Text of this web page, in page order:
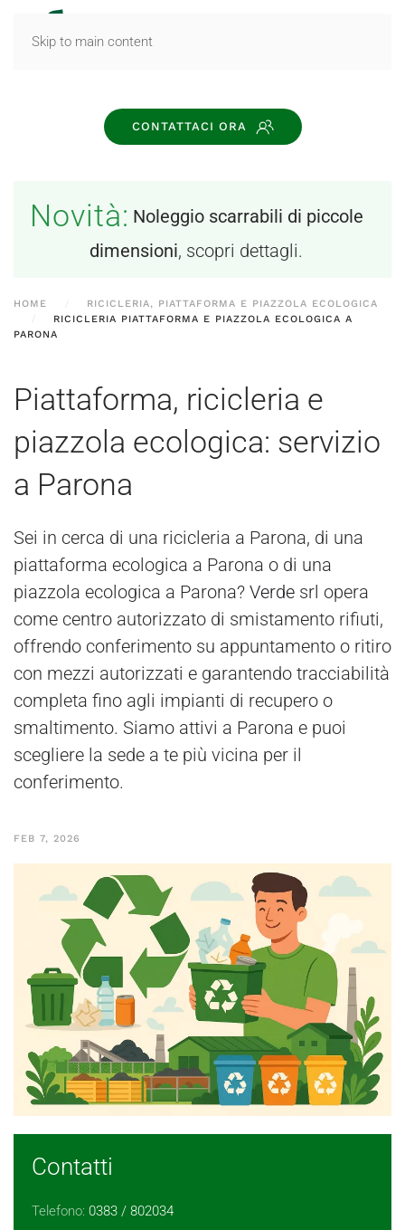
Skip to main content
CONTATTACI ORA
Novità: Noleggio scarrabili di piccole
dimensioni, scopri dettagli.
HOME
RICICLERIA, PIATTAFORMA E PIAZZOLA ECOLOGICA
RICICLERIA PIATTAFORMA E PIAZZOLA ECOLOGICA A
PARONA
Piattaforma, ricicleria e
piazzola ecologica: servizio
a Parona
Sei in cerca di una ricicleria a Parona, di una
piattaforma ecologica a Parona o di una
piazzola ecologica a Parona? Verde srl opera
come centro autorizzato di smistamento rifiuti,
offrendo conferimento su appuntamento o ritiro
con mezzi autorizzati e garantendo tracciabilità
completa fino agli impianti di recupero o
smaltimento. Siamo attivi a Parona e puoi
scegliere la sede a te più vicina per il
conferimento.
FEB 7, 2026
Contatti
Telefono: 0383 / 802034